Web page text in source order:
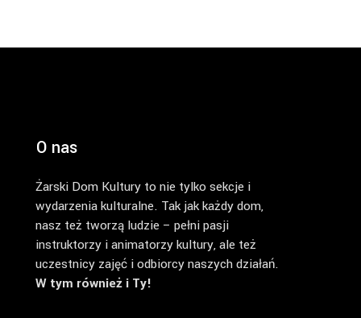
O nas
Żarski Dom Kultury to nie tylko sekcje i
wydarzenia kulturalne. Tak jak każdy dom,
nasz też tworzą ludzie – pełni pasji
instruktorzy i animatorzy kultury, ale też
uczestnicy zajęć i odbiorcy naszych działań.
W tym również i Ty!